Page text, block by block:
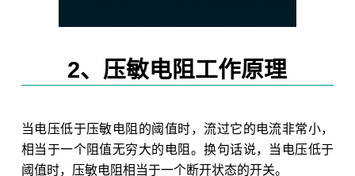
2、压敏电阻工作原理
当电压低于压敏电阻的阈值时，流过它的电流非常小，
相当于一个阻值无穷大的电阻。换句话说，当电压低于
阈值时，压敏电阻相当于一个断开状态的开关。